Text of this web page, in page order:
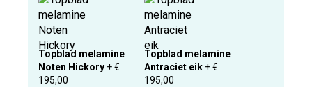
Topblad melamine
Noten Hickory + €
195,00
Topblad melamine
Antraciet eik + €
195,00